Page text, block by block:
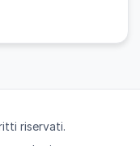
riservati.